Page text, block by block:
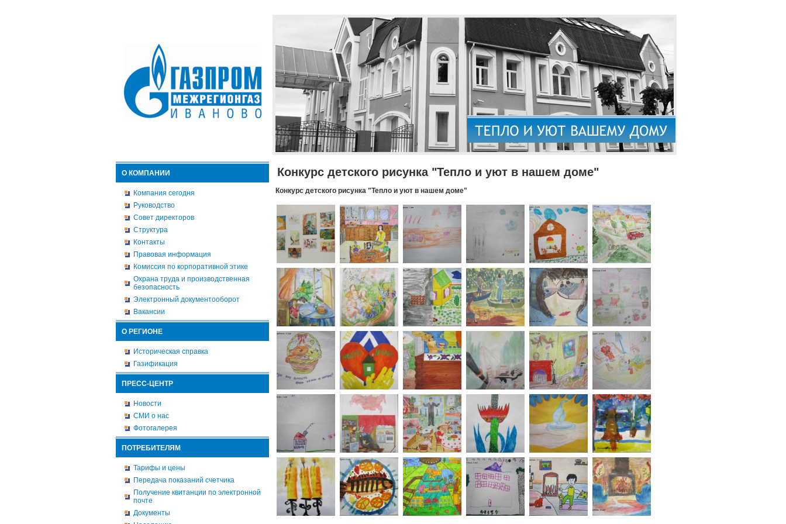
О КОМПАНИИ
Компания сегодня
Руководство
Совет директоров
Структура
Контакты
Правовая информация
Комиссия по корпоративной этике
Охрана труда и производственная
безопасность
Электронный документооборот
Вакансии
О РЕГИОНЕ
Историческая справка
Газификация
ПРЕСС-ЦЕНТР
Новости
СМИ о нас
Фотогалерея
ПОТРЕБИТЕЛЯМ
Тарифы и цены
Передача показаний счетчика
Получение квитанции по электронной
почте
Документы
Конкурс детского рисунка "Тепло и уют в нашем доме"
Конкурс детского рисунка "Тепло и уют в нашем доме"